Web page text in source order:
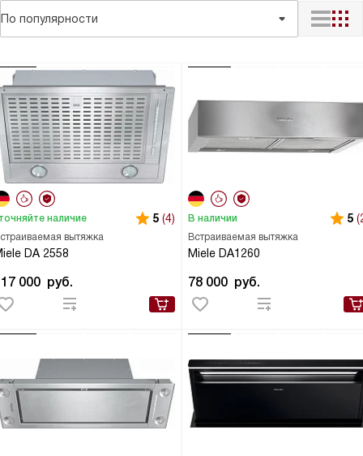
По популярности
вытяжка
DA 2558
наличие 5 (4)
000 руб.
Встраиваемая вытяжка
Miele DA1260
В наличии 5
78 000 руб.